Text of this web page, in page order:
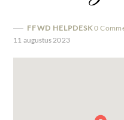
FFWD HELPDESK 0
11 augustus 2023